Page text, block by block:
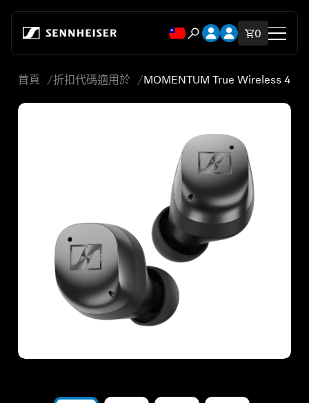
開啟搜尋互動視窗
開啟帳號下拉式選單
開啟帳號下拉式選單
購物車內
0
商店
備用零件與配件
所有優惠
首頁 折扣代碼適用於 MOMENTUM True Wireless 4